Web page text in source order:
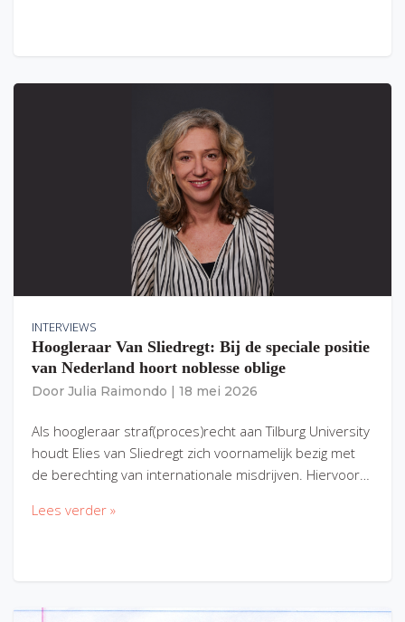
INTERVIEWS
Hoogleraar Van Sliedregt: Bij de speciale positie
van Nederland hoort noblesse oblige
Door Julia Raimondo 18 mei 2026
Als hoogleraar straf(proces)recht aan Tilburg University
houdt Elies van Sliedregt zich voornamelijk bezig met
de berechting van internationale misdrijven. Hiervoor…
Lees verder »